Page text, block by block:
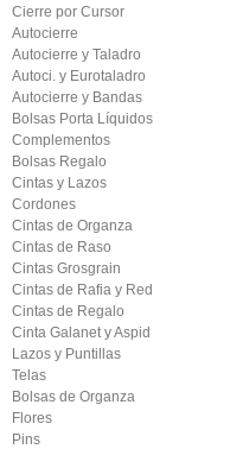
Cierre por Cursor
Autocierre
Autocierre y Taladro
Autoci. y Eurotaladro
Autocierre y Bandas
Bolsas Porta Líquidos
Complementos
Bolsas Regalo
Cintas y Lazos
Cordones
Cintas de Organza
Cintas de Raso
Cintas Grosgrain
Cintas de Rafia y Red
Cintas de Regalo
Cinta Galanet y Aspid
Lazos y Puntillas
Telas
Bolsas de Organza
Flores
Pins